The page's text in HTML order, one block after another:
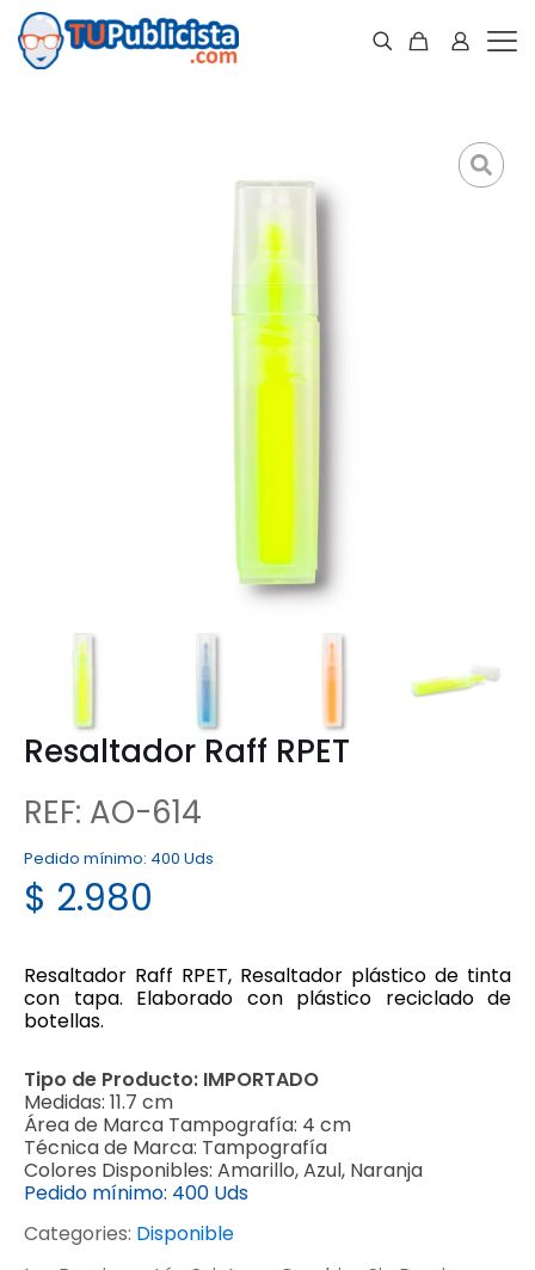
Resaltador Raff RPET
REF: AO-614
Pedido mínimo: 400 Uds
$ 2.980
Resaltador Raff RPET, Resaltador plástico de tinta
con tapa. Elaborado con plástico reciclado de
botellas.
Tipo de Producto: IMPORTADO
Medidas: 11.7 cm
Área de Marca Tampografía: 4 cm
Técnica de Marca: Tampografía
Colores Disponibles: Amarillo, Azul, Naranja
Pedido mínimo: 400 Uds
Categories: Disponible